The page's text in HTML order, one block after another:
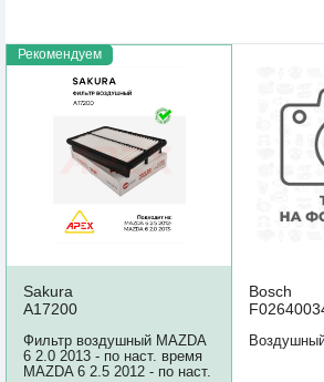
Рекомендуем
Sakura
A17200
Фильтр воздушный MAZDA
6 2.0 2013 - по наст. время
MAZDA 6 2.5 2012 - по наст.
Bosch